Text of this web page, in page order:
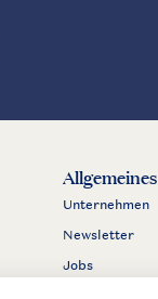
Allgemeines
Unternehmen
Newsletter
Jobs